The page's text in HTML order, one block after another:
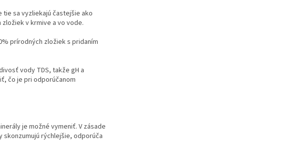
sa vyzliekajú častejšie ako
v krmive a vo vode.
prírodných zložiek s pridaním
vody TDS, takže gH a
čo je pri odporúčanom
je možné vymeniť. V zásade
skonzumujú rýchlejšie, odporúča